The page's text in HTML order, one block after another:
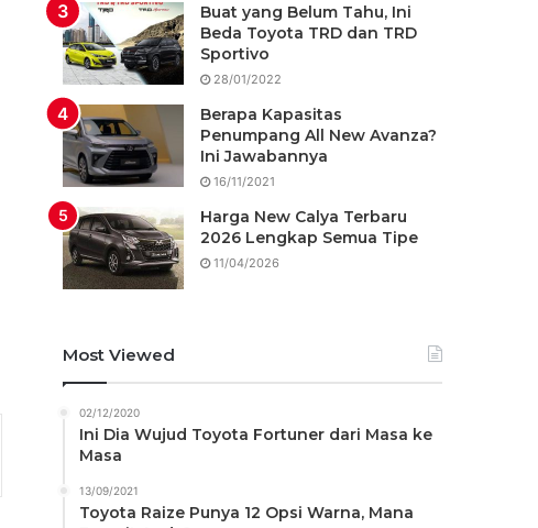
Buat yang Belum Tahu, Ini
Beda Toyota TRD dan TRD
Sportivo
28/01/2022
Berapa Kapasitas
Penumpang All New Avanza?
Ini Jawabannya
16/11/2021
Harga New Calya Terbaru
2026 Lengkap Semua Tipe
11/04/2026
Most Viewed
02/12/2020
Ini Dia Wujud Toyota Fortuner dari Masa ke
Masa
13/09/2021
Toyota Raize Punya 12 Opsi Warna, Mana